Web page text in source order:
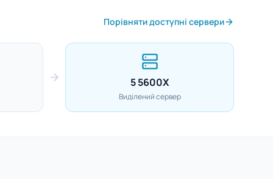
Порівняти доступні сервери
5 5600X
Виділений сервер